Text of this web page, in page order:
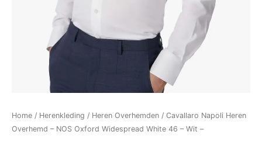
Home / Herenkleding / Heren Overhemden / Cavallaro Napoli Heren
Overhemd – NOS Oxford Widespread White 46 – Wit –